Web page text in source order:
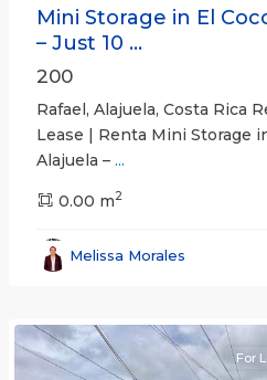
Mini Storage in El
– Just 10 ...
200
Rafael, Alajuela, Costa Rica
Lease | Renta Mini Storage
Alajuela – ...
0.00 m2
Melissa Morales
San
San
José
For